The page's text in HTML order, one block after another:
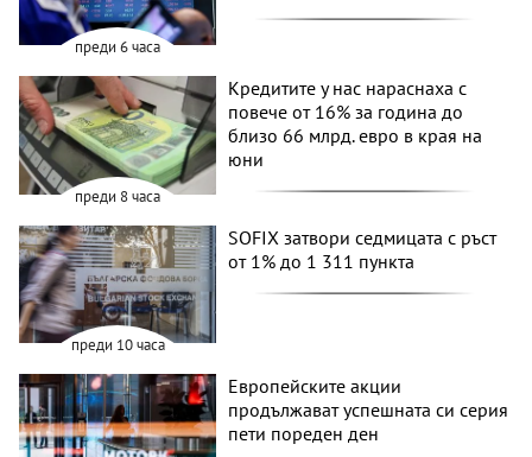
преди 6 часа
преди 8 часа
Кредитите у нас нараснаха с
повече от 16% за година до
близо 66 млрд. евро в края на
юни
преди 10 часа
SOFIX затвори седмицата с ръст
от 1% до 1 311 пункта
Европейските акции
продължават успешната си серия
пети пореден ден